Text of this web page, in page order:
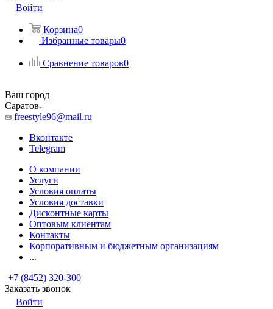
Войти
Корзина0
Избранные товары0
Сравнение товаров0
Ваш город
Саратов
freestyle96@mail.ru
Вконтакте
Telegram
О компании
Услуги
Условия оплаты
Условия доставки
Дисконтные карты
Оптовым клиентам
Контакты
Корпоративным и бюджетным организациям
...
+7 (8452) 320-300
Заказать звонок
Войти